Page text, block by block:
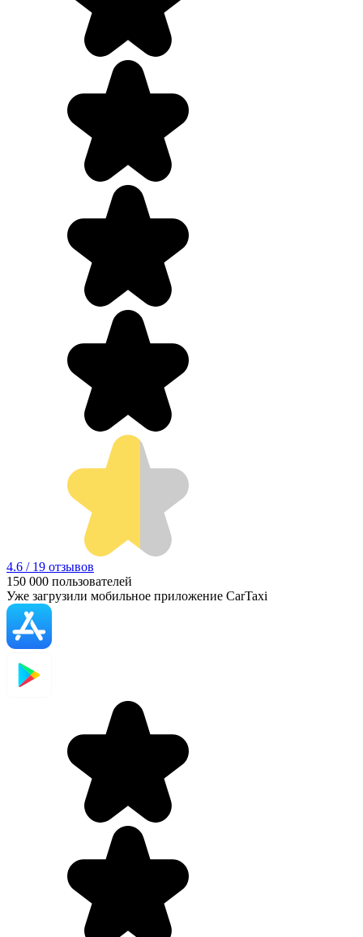
4.6 / 19 отзывов
150 000 пользователей
Уже загрузили мобильное приложение CarTaxi